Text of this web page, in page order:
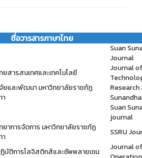
ชื่อวารสารภาษาไทย
Suan
Journal
ยสารสนเทศและเทคโนโลยี
Journal
ยและพัฒนา มหาวิทยาลัยราชภัฏ
Suan
journal
ยาการจัดการ มหาวิทยาลัยราชภัฏ
SSRU
บัติการโลจิสติกส์และซัพพลายเชน
Journal